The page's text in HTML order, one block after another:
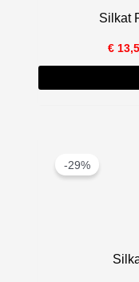
Silkat
€
-29%